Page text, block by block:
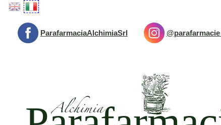
Passa
contenuto
principale
ParafarmaciaAlchimiaSrl